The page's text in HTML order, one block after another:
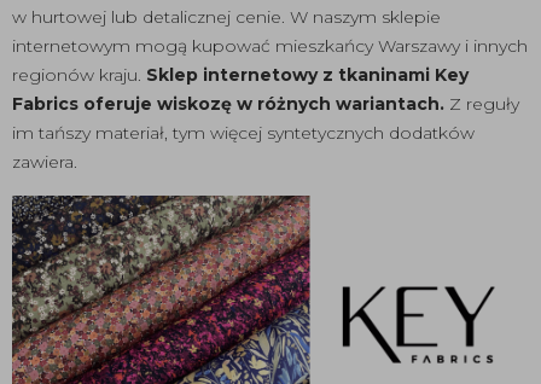
w hurtowej lub detalicznej cenie. W naszym sklepie
internetowym mogą kupować mieszkańcy Warszawy i innych
regionów kraju. Sklep internetowy z tkaninami Key
Fabrics oferuje wiskozę w różnych wariantach. Z reguły
im tańszy materiał, tym więcej syntetycznych dodatków
zawiera.